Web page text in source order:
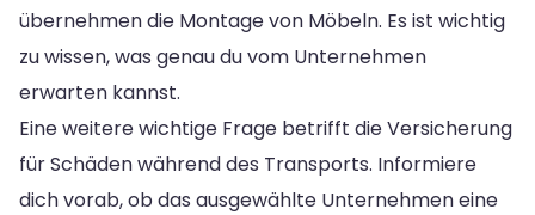
übernehmen die Montage von Möbeln. Es ist wichtig
zu wissen, was genau du vom Unternehmen
erwarten kannst.
Eine weitere wichtige Frage betrifft die Versicherung
für Schäden während des Transports. Informiere
dich vorab, ob das ausgewählte Unternehmen eine